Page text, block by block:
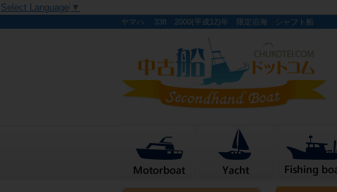
Select Language ▼
ヤマハ 33ft 2000(平成12)年 限定沿海 シャフト船